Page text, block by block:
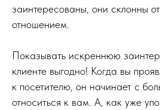
заинтересованы, они склонны
отношением.
Показывать искреннюю
клиенте выгодно! Когда вы
к посетителю, он начинает с
относиться к вам. А, как уже